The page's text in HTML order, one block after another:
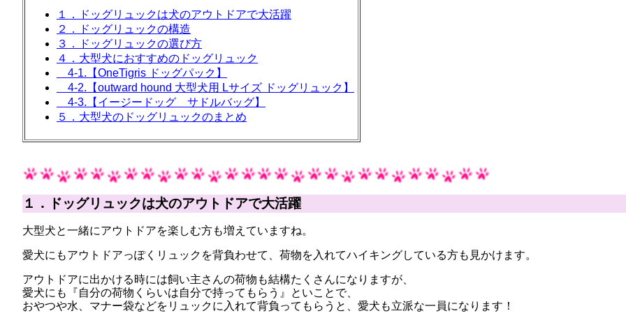
１．ドッグリュックは犬のアウトドアで大活躍
２．ドッグリュックの構造
３．ドッグリュックの選び方
４．大型犬におすすめのドッグリュック
4-1.【OneTigris ドッグパック】
4-2.【outward hound 大型犬用 Lサイズ ドッグリュック】
4-3.【イージードッグ サドルバッグ】
５．大型犬のドッグリュックのまとめ
１．ドッグリュックは犬のアウトドアで大活躍
大型犬と一緒にアウトドアを楽しむ方も増えていますね。
愛犬にもアウトドアっぽくリュックを背負わせて、荷物を入れてハイキングしている方も見かけます。
アウトドアに出かける時には飼い主さんの荷物も結構たくさんになりますが、
愛犬にも『自分の荷物くらいは自分で持ってもらう』といことで、
おやつや水、マナー袋などをリュックに入れて背負ってもらうと、愛犬も立派な一員になります！